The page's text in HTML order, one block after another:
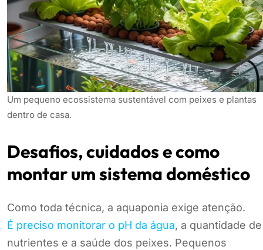
Um pequeno ecossistema sustentável com peixes e plantas
dentro de casa.
Desafios, cuidados e como
montar um sistema doméstico
Como toda técnica, a aquaponia exige atenção.
É preciso monitorar o pH da água, a quantidade de
nutrientes e a saúde dos peixes. Pequenos